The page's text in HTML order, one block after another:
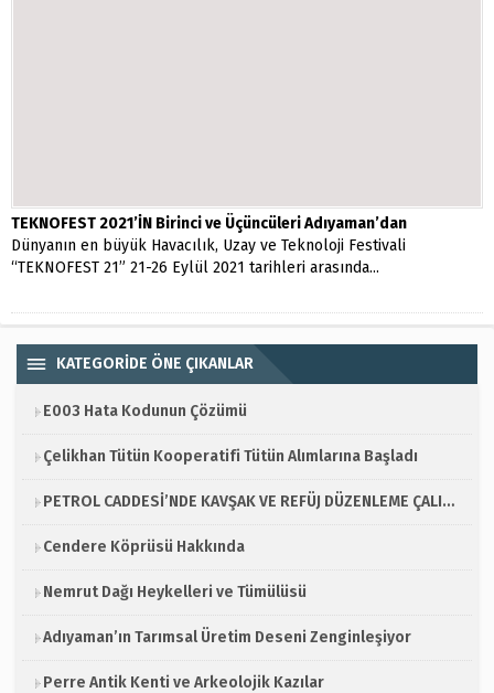
TEKNOFEST 2021’İN Birinci ve Üçüncüleri Adıyaman’dan
Dünyanın en büyük Havacılık, Uzay ve Teknoloji Festivali
“TEKNOFEST 21” 21-26 Eylül 2021 tarihleri arasında...
KATEGORİDE ÖNE ÇIKANLAR
E003 Hata Kodunun Çözümü
Çelikhan Tütün Kooperatifi Tütün Alımlarına Başladı
PETROL CADDESİ’NDE KAVŞAK VE REFÜJ DÜZENLEME ÇALIŞMASI
Cendere Köprüsü Hakkında
Nemrut Dağı Heykelleri ve Tümülüsü
Adıyaman’ın Tarımsal Üretim Deseni Zenginleşiyor
Perre Antik Kenti ve Arkeolojik Kazılar